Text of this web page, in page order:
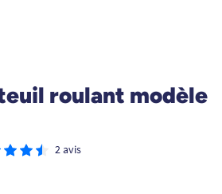
roulant modèle
2 avis